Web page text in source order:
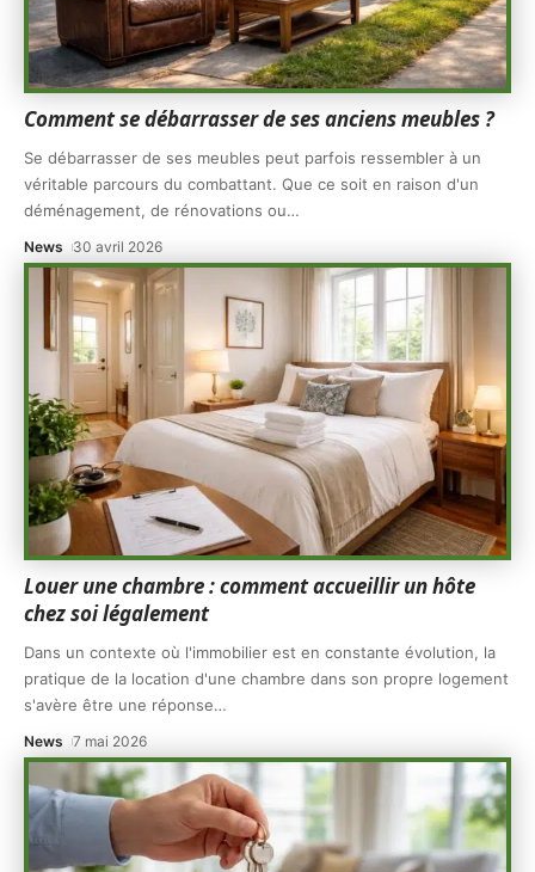
Comment se débarrasser de ses anciens meubles ?
Se débarrasser de ses meubles peut parfois ressembler à un
véritable parcours du combattant. Que ce soit en raison d'un
déménagement, de rénovations ou…
News 30 avril 2026
Louer une chambre : comment accueillir un hôte
chez soi légalement
Dans un contexte où l'immobilier est en constante évolution, la
pratique de la location d'une chambre dans son propre logement
s'avère être une réponse…
News 7 mai 2026